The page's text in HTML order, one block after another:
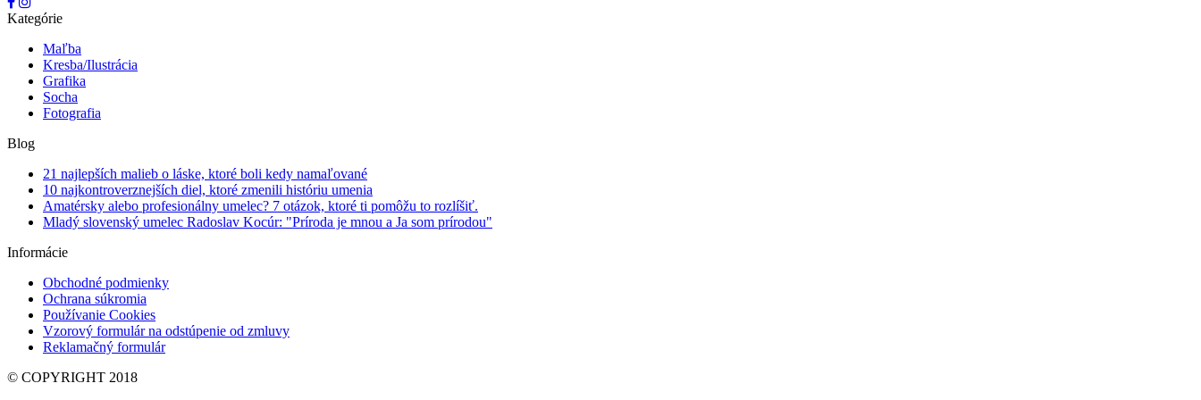
Kategórie
Maľba
Kresba/Ilustrácia
Grafika
Socha
Fotografia
Blog
21 najlepších malieb o láske, ktoré boli kedy namaľované
10 najkontroverznejších diel, ktoré zmenili históriu umenia
Amatérsky alebo profesionálny umelec? 7 otázok, ktoré ti pomôžu to rozlíšiť.
Mladý slovenský umelec Radoslav Kocúr: "Príroda je mnou a Ja som prírodou"
Informácie
Obchodné podmienky
Ochrana súkromia
Používanie Cookies
Vzorový formulár na odstúpenie od zmluvy
Reklamačný formulár
© COPYRIGHT 2018